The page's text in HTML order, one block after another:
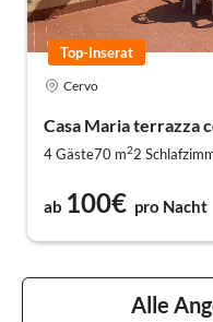
Cervo
Casa Maria terrazza
4 Gäste70 m22
ab 100€ pro Nacht
Top-Inserat
Alle